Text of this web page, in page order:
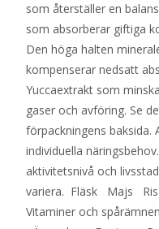
som återställer en
som absorberar giftiga
Den höga halten
kompenserar nedsatt
Yuccaextrakt som
gaser och avföring. Se
förpackningens baksida.
individuella
aktivitetsnivå och
variera. Fläsk Majs Ris
Vitaminer och